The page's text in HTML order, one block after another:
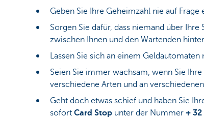
Geben Sie Ihre Geheimzahl nie auf Frage
Sorgen Sie dafür, dass niemand über
zwischen Ihnen und den Wartenden
Lassen Sie sich an einem Geldautomaten
Seien Sie immer wachsam, wenn Sie
verschiedene Arten und an
Geht doch etwas schief und haben Sie
sofort Card Stop unter der Nummer + 32